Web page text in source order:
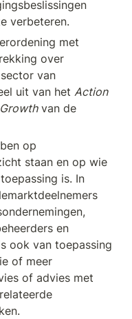
verbeteren.
met
over
van
uit van het Action
van de
op
staan en op wie
is. In
en
ook van toepassing
of meer
of advies met